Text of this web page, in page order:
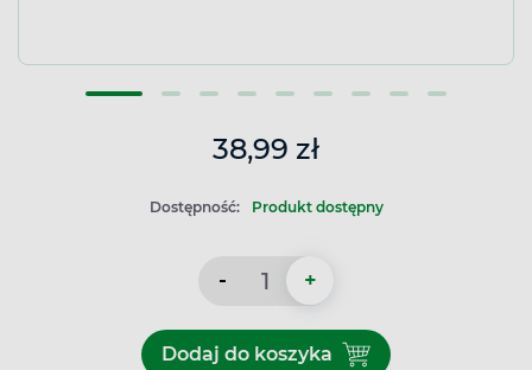
38,99 zł
Dostępność: Produkt dostępny
- +
Dodaj do koszykaDodaj do koszyka